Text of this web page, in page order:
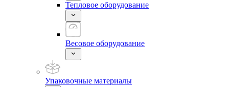
Тепловое оборудование
Весовое оборудование
Упаковочные материалы